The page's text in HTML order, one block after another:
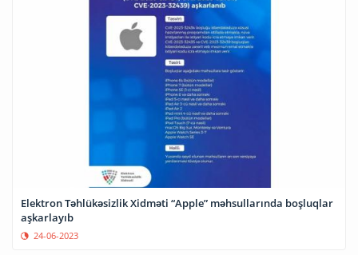
Elektron Təhlükəsizlik Xidməti “Apple” məhsullarında boşluqlar
aşkarlayıb
24-06-2023